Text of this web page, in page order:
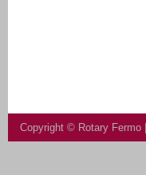
Copyright © Rotary Fermo